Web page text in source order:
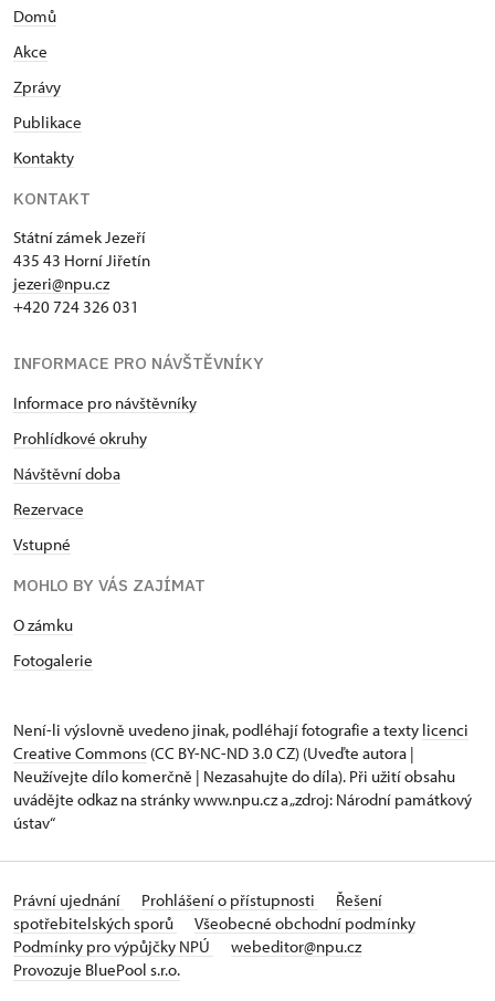
Domů
Akce
Zprávy
Publikace
Kontakty
KONTAKT
Státní zámek Jezeří
435 43 Horní Jiřetín
jezeri@npu.cz
+420 724 326 031
INFORMACE PRO NÁVŠTĚVNÍKY
Informace pro návštěvníky
Prohlídkové okruhy
Návštěvní doba
Rezervace
Vstupné
MOHLO BY VÁS ZAJÍMAT
O zámku
Fotogalerie
Není-li výslovně uvedeno jinak, podléhají fotografie a texty licenci
Creative Commons (CC BY-NC-ND 3.0 CZ) (Uveďte autora |
Neužívejte dílo komerčně | Nezasahujte do díla). Při užití obsahu
uvádějte odkaz na stránky www.npu.cz a „zdroj: Národní památkový
ústav“
Právní ujednání Prohlášení o přístupnosti
Řešení
spotřebitelských sporů
Všeobecné obchodní podmínky
Podmínky pro výpůjčky NPÚ
webeditor@npu.cz
Provozuje BluePool s.r.o.